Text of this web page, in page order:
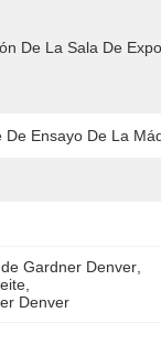
De La Sala De
De Ensayo De La
Gardner Denver
Denver